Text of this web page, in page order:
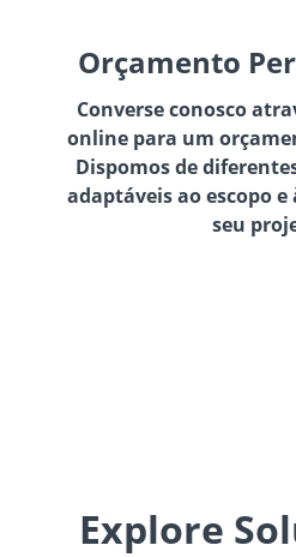
Orçamento
Converse conosco
online para um
Dispomos de
adaptáveis ao escopo
seu
Explore